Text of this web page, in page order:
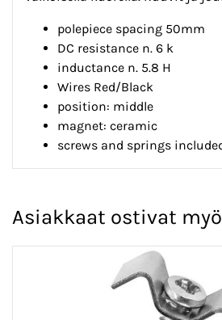
polepiece spacing 50mm
DC resistance n. 6 k
inductance n. 5.8 H
Wires Red/Black
position: middle
magnet: ceramic
screws and springs
Asiakkaat ostivat